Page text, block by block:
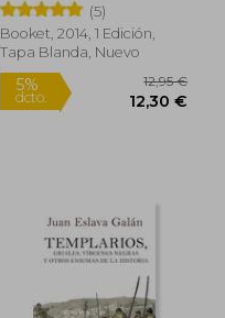
(5)
Booket, 2014, 1 Edición,
Tapa Blanda, Nuevo